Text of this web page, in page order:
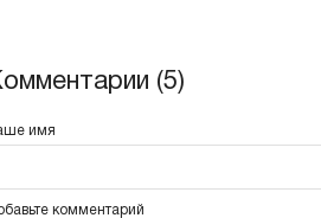
(5)
имя
комментарий